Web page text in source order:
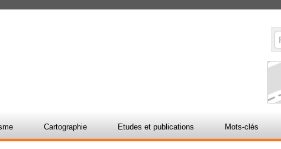
Cartographie Etudes et publications Mots-clés